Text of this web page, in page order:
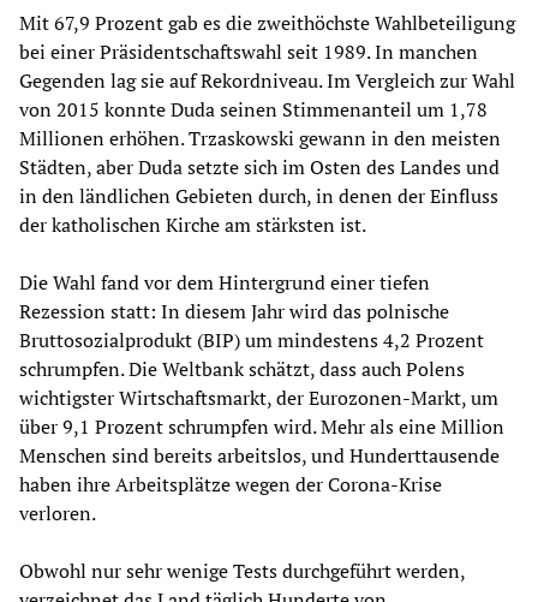
Mit 67,9 Prozent gab es die zweithöchste Wahlbeteiligung
bei einer Präsidentschaftswahl seit 1989. In manchen
Gegenden lag sie auf Rekordniveau. Im Vergleich zur Wahl
von 2015 konnte Duda seinen Stimmenanteil um 1,78
Millionen erhöhen. Trzaskowski gewann in den meisten
Städten, aber Duda setzte sich im Osten des Landes und
in den ländlichen Gebieten durch, in denen der Einfluss
der katholischen Kirche am stärksten ist.
Die Wahl fand vor dem Hintergrund einer tiefen
Rezession statt: In diesem Jahr wird das polnische
Bruttosozialprodukt (BIP) um mindestens 4,2 Prozent
schrumpfen. Die Weltbank schätzt, dass auch Polens
wichtigster Wirtschaftsmarkt, der Eurozonen-Markt, um
über 9,1 Prozent schrumpfen wird. Mehr als eine Million
Menschen sind bereits arbeitslos, und Hunderttausende
haben ihre Arbeitsplätze wegen der Corona-Krise
verloren.
Obwohl nur sehr wenige Tests durchgeführt werden,